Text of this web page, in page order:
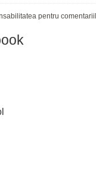
pentru